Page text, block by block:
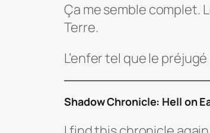
Ça me semble complet.
Terre.
L’enfer tel que le
Shadow Chronicle: Hell on